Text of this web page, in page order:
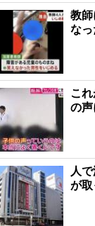
教
な
こ
の
人
が